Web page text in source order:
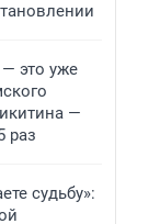
это уже
—
раз
судьбу»: